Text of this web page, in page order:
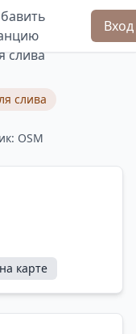
слива
Вход
слива
OSM
карте